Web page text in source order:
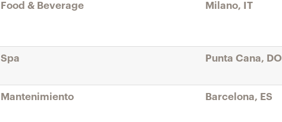
Food & Beverage Milano, IT
Spa Punta Cana, DO
Mantenimiento Barcelona, ES